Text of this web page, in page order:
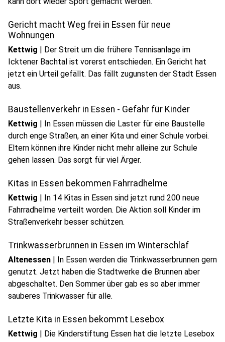
Gericht macht Weg frei in Essen für neue
Wohnungen
Kettwig | Der Streit um die frühere Tennisanlage im
Icktener Bachtal ist vorerst entschieden. Ein Gericht hat
jetzt ein Urteil gefällt. Das fällt zugunsten der Stadt Essen
aus.
Baustellenverkehr in Essen - Gefahr für Kinder
Kettwig | In Essen müssen die Laster für eine Baustelle
durch enge Straßen, an einer Kita und einer Schule vorbei.
Eltern können ihre Kinder nicht mehr alleine zur Schule
gehen lassen. Das sorgt für viel Ärger.
Kitas in Essen bekommen Fahrradhelme
Kettwig | In 14 Kitas in Essen sind jetzt rund 200 neue
Fahrradhelme verteilt worden. Die Aktion soll Kinder im
Straßenverkehr besser schützen.
Trinkwasserbrunnen in Essen im Winterschlaf
Altenessen | In Essen werden die Trinkwasserbrunnen gern
genutzt. Jetzt haben die Stadtwerke die Brunnen aber
abgeschaltet. Den Sommer über gab es so aber immer
sauberes Trinkwasser für alle.
Letzte Kita in Essen bekommt Lesebox
Kettwig | Die Kinderstiftung Essen hat die letzte Lesebox